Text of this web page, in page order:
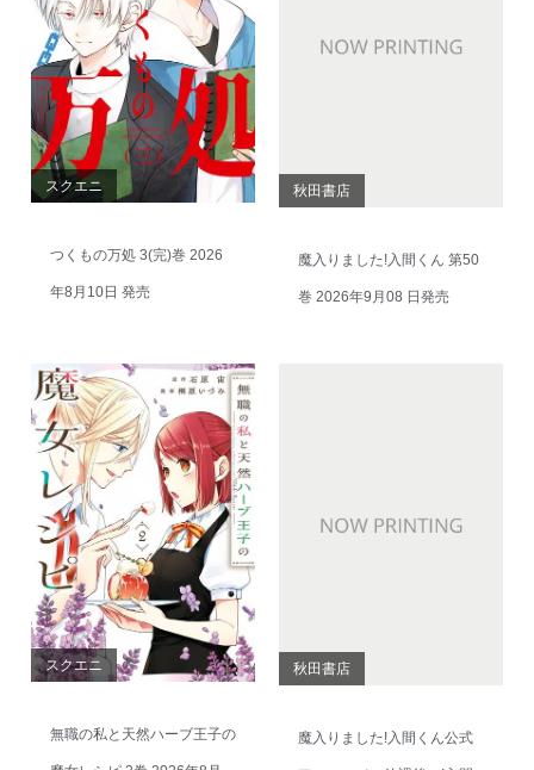
スクエニ
つくもの万処 3(完)巻 2026
年8月10日 発売
秋田書店
魔入りました!入間くん 第50
巻 2026年9月08 日発売
スクエニ
無職の私と天然ハーブ王子の
秋田書店
魔入りました!入間くん公式